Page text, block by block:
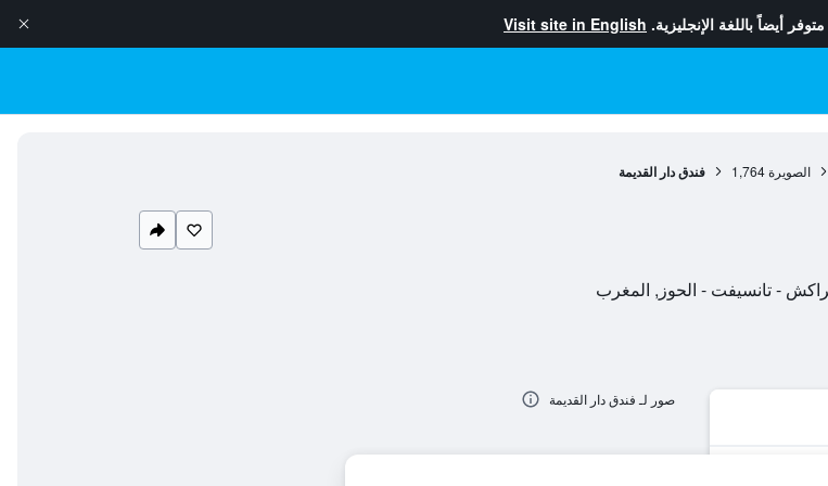
متوفر أيضاً باللغة الإنجليزية. Visit site in English
الصويرة 1,764 فندق دار القديمة
صور لـ فندق دار القديمة